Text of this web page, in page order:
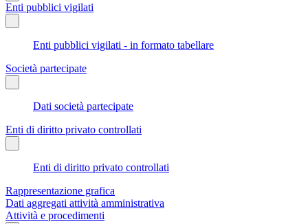
Enti pubblici vigilati
Enti pubblici vigilati - in formato tabellare
Società partecipate
Dati società partecipate
Enti di diritto privato controllati
Enti di diritto privato controllati
Rappresentazione grafica
Dati aggregati attività amministrativa
Attività e procedimenti